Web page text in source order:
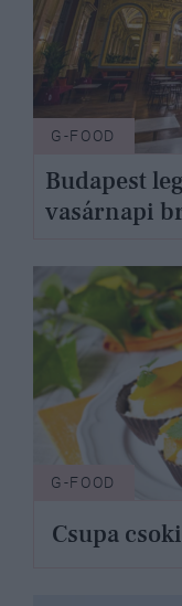
G-FOOD
Budapest
vasárnapi
G-FOOD
Csupa